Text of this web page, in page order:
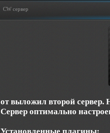
CW сервер
от выложил второй сервер.
Сервер оптимально